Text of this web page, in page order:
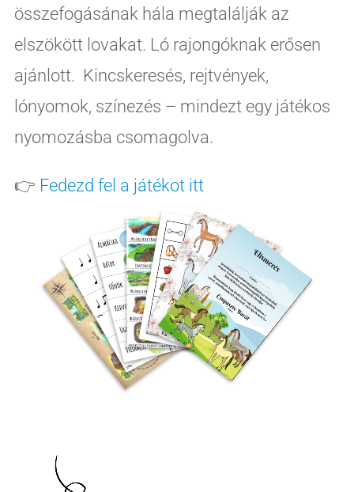
összefogásának hála megtalálják az
elszökött lovakat. Ló rajongóknak erősen
ajánlott. Kincskeresés, rejtvények,
lónyomok, színezés – mindezt egy játékos
nyomozásba csomagolva.
👉 Fedezd fel a játékot itt